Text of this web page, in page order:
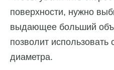
поверхности, нужно
выдающее больший
позволит
диаметра.